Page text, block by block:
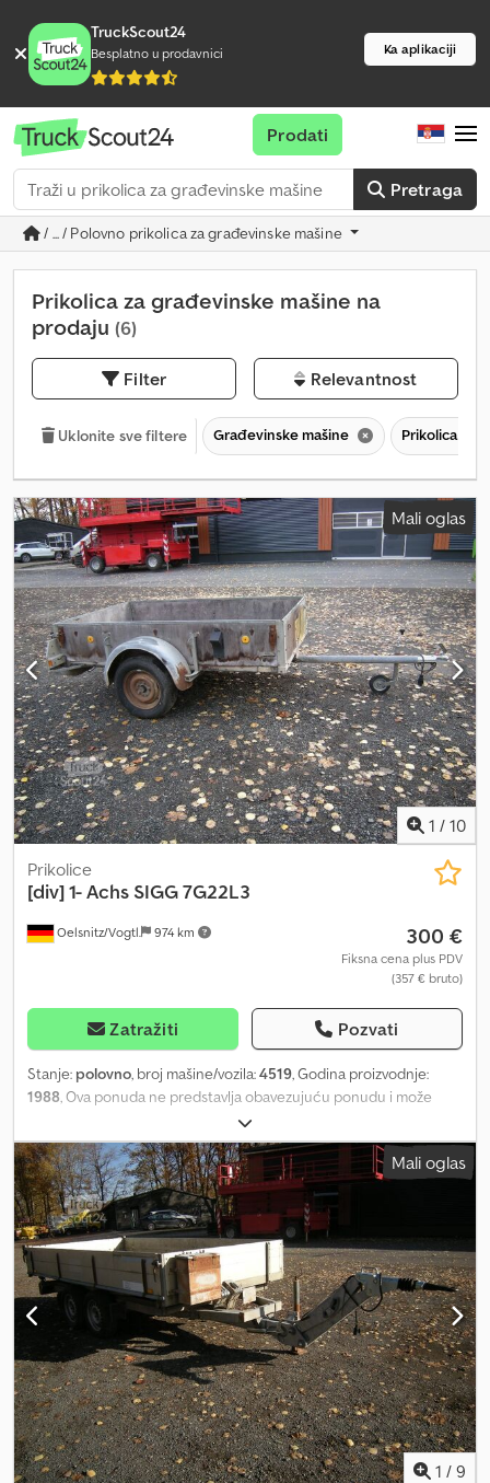
TruckScout24
Besplatno u prodavnici Ka aplikaciji
Pretraga
Prodati
/ ... / Polovno prikolica za građevinske mašine
Prikolica za građevinske mašine na
prodaju (6)
Filter Relevantnost
Uklonite sve filtere Građevinske mašine Prikolica za
Mali oglas
1 / 10
Oelsnitz/Vogtl. 974 km
Prikolice
[div]1- Achs SIGG 7G22L3
300 €
Fiksna cena plus PDV
(357 € bruto)
Zatražiti Pozvati
Stanje: polovno, broj mašine/vozila:4519, Godina proizvodnje:
1988, Ova ponuda ne predstavlja obavezujuću ponudu i može
sadržati greške. Ne daje se garancija za sve navedene podatke.
Ova ponuda ne predstavlja obavezujuću ponudu i može sadržati
greške. Ne daje se garancija za sve navedene podatke. Cjdpfx
Ahezb Tuvsfjha
Mali oglas
1 / 9